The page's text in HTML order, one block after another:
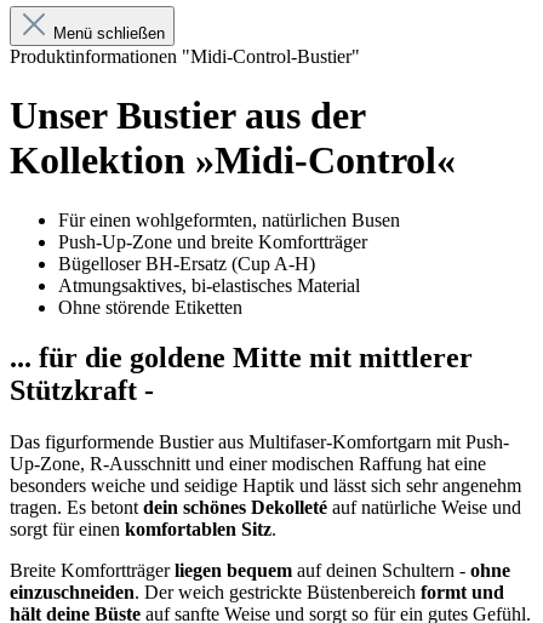
Menü schließen
Produktinformationen "Midi-Control-Bustier"
Unser Bustier aus der
Kollektion »Midi-Control«
Für einen wohlgeformten, natürlichen Busen
Push-Up-Zone und breite Komfortträger
Bügelloser BH-Ersatz (Cup A-H)
Atmungsaktives, bi-elastisches Material
Ohne störende Etiketten
... für die goldene Mitte mit mittlerer
Stützkraft -
Das figurformende Bustier aus Multifaser-Komfortgarn mit Push-
Up-Zone, R-Ausschnitt und einer modischen Raffung hat eine
besonders weiche und seidige Haptik und lässt sich sehr angenehm
tragen. Es betont dein schönes Dekolleté auf natürliche Weise und
sorgt für einen komfortablen Sitz.
Breite Komfortträgerliegen bequem auf deinen Schultern - ohne
einzuschneiden. Der weich gestrickte Büstenbereich formt und
hält deine Büste auf sanfte Weise und sorgt so für ein gutes Gefühl.